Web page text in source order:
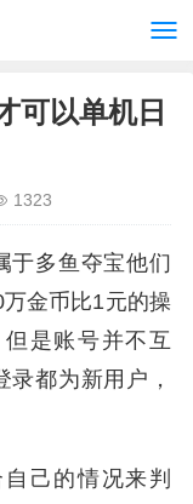
可以单机日
1323
于多鱼夺宝他们
金币比1元的操
是账号并不互
都为新用户，
己的情况来判